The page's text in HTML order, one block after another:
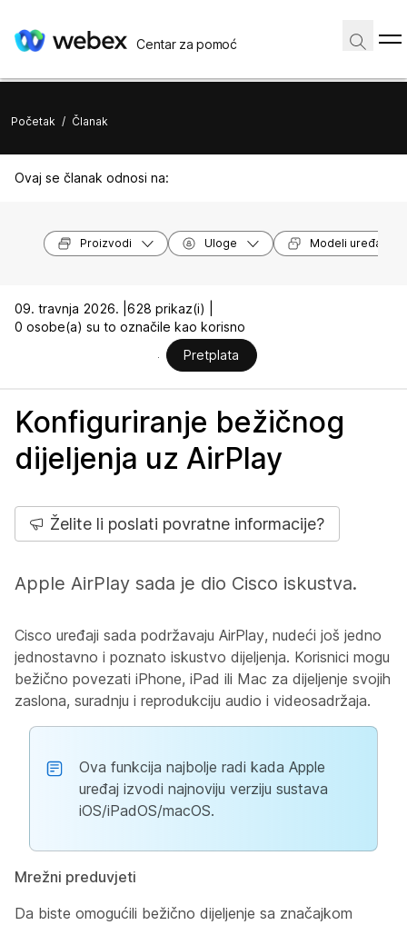
Centar za pomoć
Početak / Članak
Ovaj se članak odnosi na:
Proizvodi Uloge Modeli uređaja
09. travnja 2026. | 628 prikaz(i) |
0 osobe(a) su to označile kao korisno
Pretplata
Konfiguriranje bežičnog
dijeljenja uz AirPlay
Želite li poslati povratne informacije?
Apple AirPlay sada je dio Cisco iskustva.
Cisco uređaji sada podržavaju AirPlay, nudeći još jedno
jednostavno i poznato iskustvo dijeljenja. Korisnici mogu
bežično povezati iPhone, iPad ili Mac za dijeljenje svojih
zaslona, suradnju i reprodukciju audio i videosadržaja.
Ova funkcija najbolje radi kada Apple
uređaj izvodi najnoviju verziju sustava
iOS/iPadOS/macOS.
Mrežni preduvjeti
Da biste omogućili bežično dijeljenje sa značajkom